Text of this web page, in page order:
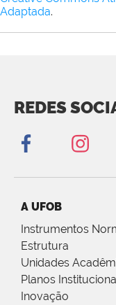
Adaptada.
REDES
A UFOB
Instrumentos
Estrutura
Unidades
Planos
Inovação